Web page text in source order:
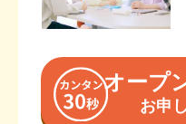
オープ
お申